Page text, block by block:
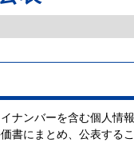
ナンバーを含む個人情
書にまとめ、公表する